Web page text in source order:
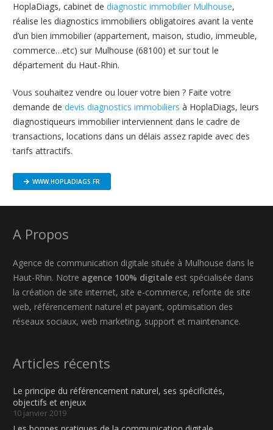
HoplaDiags, cabinet de diagnostic immobilier Mulhouse,
réalise les diagnostics immobiliers obligatoires avant la vente
d’un bien immobilier (appartement, maison, studio, immeuble,
commerce…etc) sur Mulhouse (68100) et sur tout le
département du Haut-Rhin.
Vous souhaitez vendre ou louer votre bien ? Faite votre
demande de devis diagnostics immobiliers à HoplaDiags, leurs
diagnostiqueurs immobilier interviennent dans le cadre de
transactions, locations dans un délais assez rapide avec des
tarifs attractifs.
WWW.HOPLADIAGS.FR
A Propos
Agence de communication digitale située à Mulhouse dans le
Haut-Rhin. Notre agence 100% digitale est spécialisée dans
la création de site internet, site e-commerce, refonte de site
web, référencement naturel et payant, optimisation des
réseaux sociaux, web marketing, support et maintenance.
Articles récents
Le principe du référencement naturel, ses spécificités,
objectifs et enjeux
10 janvier 2019